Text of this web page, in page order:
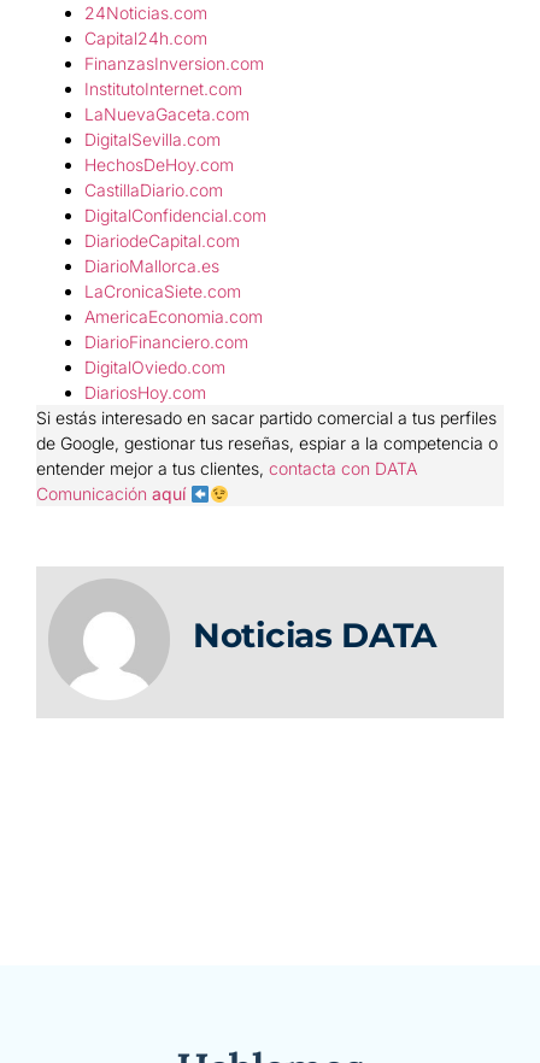
24Noticias.com
Capital24h.com
FinanzasInversion.com
InstitutoInternet.com
LaNuevaGaceta.com
DigitalSevilla.com
HechosDeHoy.com
CastillaDiario.com
DigitalConfidencial.com
DiariodeCapital.com
DiarioMallorca.es
LaCronicaSiete.com
AmericaEconomia.com
DiarioFinanciero.com
DigitalOviedo.com
DiariosHoy.com
Si estás interesado en sacar partido comercial a tus perfiles
de Google, gestionar tus reseñas, espiar a la competencia o
entender mejor a tus clientes, contacta con DATA
Comunicación aquí
Noticias DATA